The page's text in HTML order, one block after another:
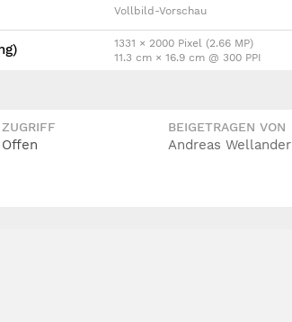
Vollbild-Vorschau
1331 × 2000 Pixel (2.66 MP)
11.3 cm × 16.9 cm @ 300 PPI
ZUGRIFF
Offen
BEIGETRAGEN VON
Andreas Wellander